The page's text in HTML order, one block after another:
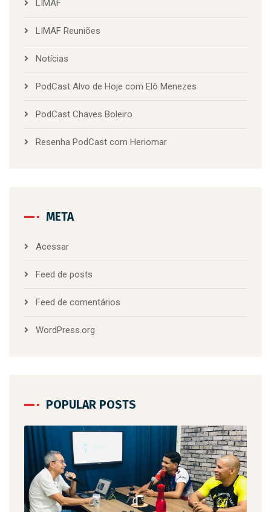
LIMAF
LIMAF Reuniões
Notícias
PodCast Alvo de Hoje com Elô Menezes
PodCast Chaves Boleiro
Resenha PodCast com Heriomar
META
Acessar
Feed de posts
Feed de comentários
WordPress.org
POPULAR POSTS